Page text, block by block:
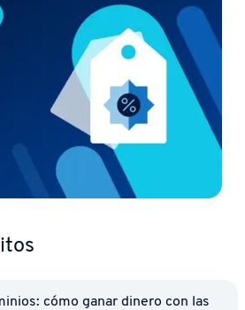
cómo ganar dinero con las